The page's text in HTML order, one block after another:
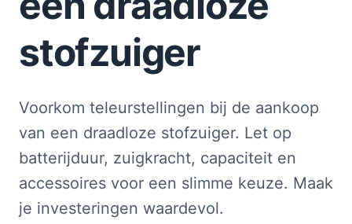
stofzuiger
Voorkom teleurstellingen bij de aankoop
van een draadloze stofzuiger. Let op
batterijduur, zuigkracht, capaciteit en
accessoires voor een slimme keuze. Maak
je investeringen waardevol.